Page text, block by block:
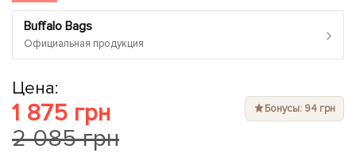
Buffalo Bags
Официальная продукция ›
Цена:
1 875 грн
2 085 грн
Бонусы: 94 грн